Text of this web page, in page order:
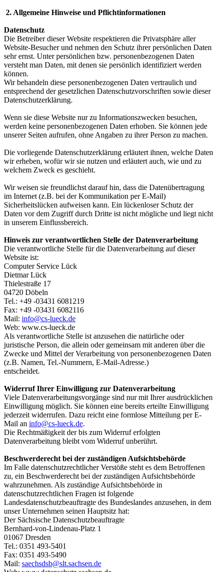
2. Allgemeine Hinweise und Pflichtinformationen
Datenschutz
Die Betreiber dieser Website respektieren die Privatsphäre aller
Website-Besucher und nehmen den Schutz ihrer persönlichen Daten
sehr ernst. Unter persönlichen bzw. personenbezogenen Daten
versteht man Daten, mit denen sie persönlich identifiziert werden
können.
Wir behandeln diese personenbezogenen Daten vertraulich und
entsprechend der gesetzlichen Datenschutzvorschriften sowie dieser
Datenschutzerklärung.
Wenn sie diese Website nur zu Informationszwecken besuchen,
werden keine personenbezogenen Daten erhoben. Sie können jede
unserer Seiten aufrufen, ohne Angaben zu ihrer Person zu machen.
Die vorliegende Datenschutzerklärung erläutert ihnen, welche Daten
wir erheben, wofür wir sie nutzen und erläutert auch, wie und zu
welchem Zweck es geschieht.
Wir weisen sie freundlichst darauf hin, dass die Datenübertragung
im Internet (z.B. bei der Kommunikation per E-Mail)
Sicherheitslücken aufweisen kann. Ein lückenloser Schutz der
Daten vor dem Zugriff durch Dritte ist nicht mögliche und liegt nicht
in unserem Einflussbereich.
Hinweis zur verantwortlichen Stelle der Datenverarbeitung
Die verantwortliche Stelle für die Datenverarbeitung auf dieser
Website ist:
Computer Service Lück
Dietmar Lück
Thielestraße 17
04720 Döbeln
Tel.: +49 -03431 6081219
Fax: +49 -03431 6082116
Mail: info@cs-lueck.de
Web: www.cs-lueck.de
Als verantwortliche Stelle ist anzusehen die natürliche oder
juristische Person, die allein oder gemeinsam mit anderen über die
Zwecke und Mittel der Verarbeitung von personenbezogenen Daten
(z.B. Namen, Tel.-Nummern, E-Mail-Adresse.)
entscheidet.
Widerruf Ihrer Einwilligung zur Datenverarbeitung
Viele Datenverarbeitungsvorgänge sind nur mit Ihrer ausdrücklichen
Einwilligung möglich. Sie können eine bereits erteilte Einwilligung
jederzeit widerrufen. Dazu reicht eine formlose Mitteilung per E-
Mail an info@cs-lueck.de.
Die Rechtmäßigkeit der bis zum Widerruf erfolgten
Datenverarbeitung bleibt vom Widerruf unberührt.
Beschwerderecht bei der zuständigen Aufsichtsbehörde
Im Falle datenschutzrechtlicher Verstöße steht es dem Betroffenen
zu, ein Beschwerderecht bei der zuständigen Aufsichtsbehörde
wahrzunehmen. Als zuständige Aufsichtsbehörde in
datenschutzrechtlichen Fragen ist folgende
Landesdatenschutzbeauftragte des Bundeslandes anzusehen, in dem
unser Unternehmen seinen Hauptsitz hat:
Der Sächsische Datenschutzbeauftragte
Bernhard-von-Lindenau-Platz 1
01067 Dresden
Tel.: 0351 493-5401
Fax: 0351 493-5490
Mail: saechsdsb@slt.sachsen.de